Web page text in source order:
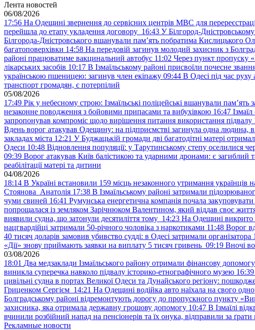
Лента новостей
06/08/2026
17:56 На Одещині звернення до сервісних центрів МВС для
перейшла до етапу укладення договору 16:43 У Білгород-
Білгорода-Дністровського вшанували пам’ять побратима Кислицького
багатоповерхівки 14:58 На передовій загинув молодий захисник з
районі працюватиме вакцинальний автобус 11:02 Через пункт пропуску
лікарських засобів 10:17 В Ізмаїльському районі присвоїли почесне
українською пшеницею: загинув член екіпажу 09:44 В Одесі під час руху
транспорт громадян, є потерпілий
05/08/2026
17:49 Рік у небесному строю: Ізмаїльські поліцейські вшанували
незаконне поводження з бойовими припасами та вибухівкою 16:47
запропонував компроміс щодо вирішення питання використання підвалу
Вдень ворог атакував Одещину: на підприємстві загинула одна людина,
закладах міста 12:21 У Буджацькій громади дві багатодітні матері
Одеси 10:48 Відновлення популяції: у Тарутинському степу оселилися
09:39 Ворог атакував Київ балістикою та ударними дронами: є загиблий
реабілітації матері та дитини
04/08/2026
18:14 В Україні встановили 159 місць незаконного утримання українців
Стоянова Анатолія 17:38 В Ізмаїльському районі затримали
чуми свиней 16:41 Румунська енергетична компанія почала
попрощалася із земляком Зарічнюком Валентином, який віддав своє
виявили судна, що затонули десятиліття тому 14:23 На Одещині викрито
нацгвардійці затримали 50-річного чоловіка з наркотиками 11:48 Ворог
40 тисяч доларів замовив убивство судді: в Одесі затримали організатора
«Дії» знову приймають заявки на виплату 5 тисяч гривень 09:19 Вночі
03/08/2026
18:01 Два медзаклади Ізмаїльського району отримали фінансову
виникла суперечка навколо підвалу історико-етнографічного музею 16:39
цивільні судна в портах Великої Одеси та Дунайського регіону:
Гриценком Сергієм 14:21 На Одещині водійка авто наїхала на свого
Болградському районі відремонтують дорогу до пропускного пункту
захисника, яка отримала державну грошову допомогу 10:47 В Ізмаїлі
вчинили розбійний напад на пенсіонерів та їх онука, відправили за
Рекламные новости